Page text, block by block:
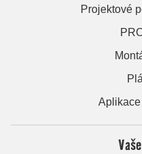
Projektové